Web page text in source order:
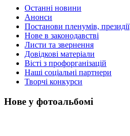
Останні новини
Анонси
Постанови пленумів, президії
Нове в законодавстві
Листи та звернення
Довідкові матеріали
Вісті з профорганізацій
Наші соціальні партнери
Творчі конкурси
Нове у фотоальбомі